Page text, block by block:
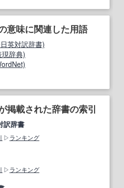
意味に関連した用語
英対訳辞書)
辞典)
掲載された辞書の索引
訳辞書
ランキング
ランキング